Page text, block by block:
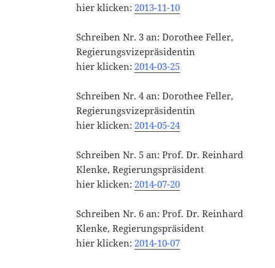
hier klicken:2013-11-10
Schreiben Nr. 3 an: Dorothee Feller,
Regierungsvizepräsidentin
hier klicken:2014-03-25
Schreiben Nr. 4 an: Dorothee Feller,
Regierungsvizepräsidentin
hier klicken:2014-05-24
Schreiben Nr. 5 an: Prof. Dr. Reinhard
Klenke, Regierungspräsident
hier klicken:2014-07-20
Schreiben Nr. 6 an: Prof. Dr. Reinhard
Klenke, Regierungspräsident
hier klicken: 2014-10-07